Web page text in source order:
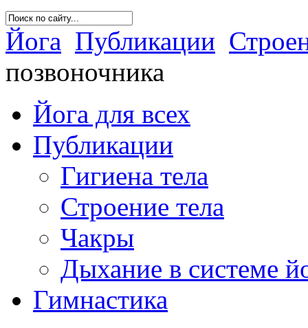
Йога Публикации
позвоночника
Йога для всех
Публикации
Гигиена тела
Строение тела
Чакры
Дыхание в системе
Гимнастика